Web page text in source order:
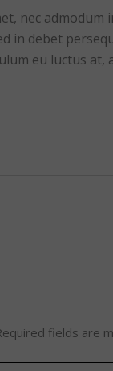
nec
in debet
eu luctus at,
fields are